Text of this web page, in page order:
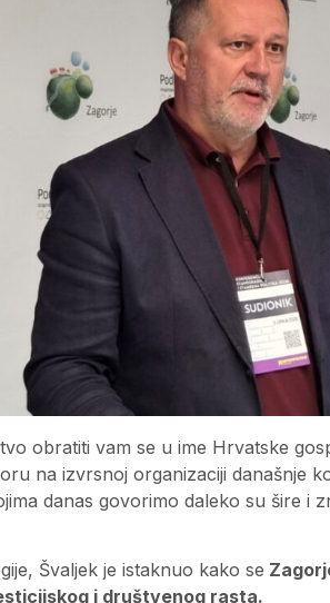
obratiti vam se u ime Hrvatske
na izvrsnoj organizaciji današnje
danas govorimo daleko su šire i
Švaljek je istaknuo kako se
i društvenog rasta.